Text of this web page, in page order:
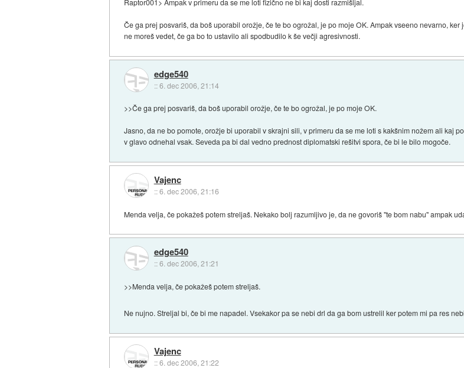
Raptor001> Ampak v primeru da se me loti fizično ne bi kaj dosti razmišljal.
Če ga prej posvariš, da boš uporabil orožje, če te bo ogrožal, je po moje OK. Ampak vseeno nevarno,
ne moreš vedet, če ga bo to ustavilo ali spodbudilo k še večji agresivnosti.
edge540
::6. dec 2006, 21:14
>>Če ga prej posvariš, da boš uporabil orožje, če te bo ogrožal, je po moje OK.
Jasno, da ne bo pomote, orožje bi uporabil v skrajni sili, v primeru da se me loti s kakšnim nožem ali kaj
v glavo odnehal vsak. Seveda pa bi dal vedno prednost diplomatski rešitvi spora, če bi le bilo mogoče.
Vajenc
::6. dec 2006, 21:16
Menda velja, če pokažeš potem streljaš. Nekako bolj razumljivo je, da ne govoriš "te bom nabu" ampak
edge540
::6. dec 2006, 21:21
>>Menda velja, če pokažeš potem streljaš.
Ne nujno. Streljal bi, če bi me napadel. Vsekakor pa se nebi drl da ga bom ustrelil ker potem mi pa res
Vajenc
::6. dec 2006, 21:22